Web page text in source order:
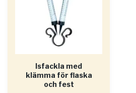
Isfackla med
klämma för flaska
och fest